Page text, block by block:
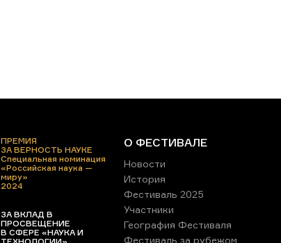
ПРЕМИЯ
ЗА ВЕРНОСТЬ НАУКЕ
Специальная номинация
«Российская наука —
миру»
2024
ЗА ВКЛАД В
ПРОСВЕЩЕНИЕ
В СФЕРЕ «НАУКА И
О ФЕСТИВАЛЕ
Новости
История
Фестиваль 2025
Участники
География Фестиваля
Фестиваль за рубежом